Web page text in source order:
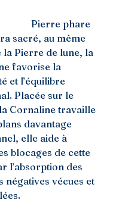
Pierre phare
sacré, au même
la Pierre de lune, la
favorise la
et l’équilibre
Placée sur le
Cornaline travaille
davantage
elle aide à
blocages de cette
l’absorption des
négatives vécues et